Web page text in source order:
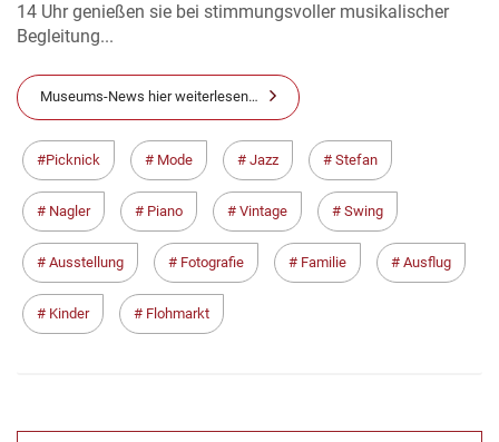
14 Uhr genießen sie bei stimmungsvoller musikalischer
Begleitung...
Museums-News hier weiterlesen…
Picknick Mode Jazz Stefan
Nagler Piano Vintage Swing
Ausstellung Fotografie Familie Ausflug
Kinder Flohmarkt